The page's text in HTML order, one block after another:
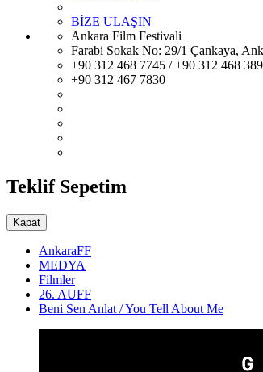
BİZE ULAŞIN
Ankara Film Festivali
Farabi Sokak No: 29/1 Çankaya,
+90 312 468 7745 / +90 312 468
+90 312 467 7830
Teklif Sepetim
Kapat
AnkaraFF
MEDYA
Filmler
26. AUFF
Beni Sen Anlat / You Tell About Me